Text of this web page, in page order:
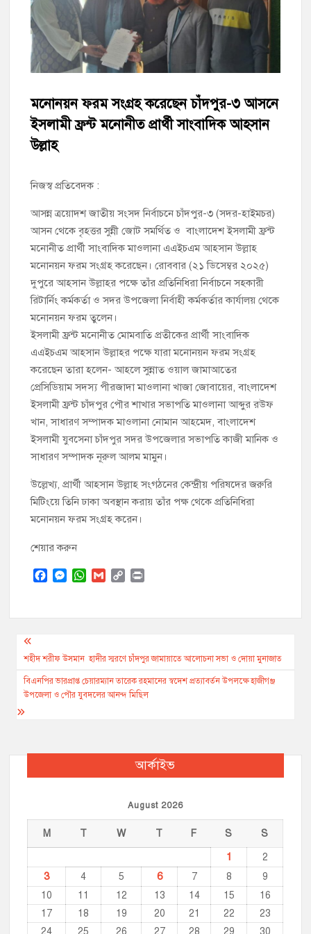
চাঁদপুর পৌর বিএনপির উপদেষ্টা মন্ডলীসহ ১০১ সদস্য বিশিষ্ট পূর্ণাঙ্গ
কমিটি অনুমোদন
হাইমচরের হালিম চত্বরের দোকান উচ্ছেদ, ১০ হাজার টাকা জরিমানা
মঞ্চে নয়, নেতাকর্মীদের সারিতে বসে মতবিনিময় করলেন শিক্ষামন্ত্রী আ,ন,ম
এহসানুল হক মিলন
চাঁদপুর জেলা বিএনপির সিনিয়র সহ-সভাপতি মাহবুব আনোয়ার বাবলুর
চাঁদপুর পৌরসভার ২০৫ কোটি টাকার বাজেট ঘোষণা
কচুয়ায় পৃথক অভিযানে ২০১ পিস ইয়াবা ও ৫০ গ্রাম গাঁজাসহ ৩ মাদক
কারবারি গ্রেপ্তার
মনোনয়ন ফরম সংগ্রহ করেছেন চাঁদপুর-৩ আসনে
ইসলামী ফ্রন্ট মনোনীত প্রার্থী সাংবাদিক আহসান
উল্লাহ
নিজস্ব প্রতিবেদক :
আসন্ন ত্রয়োদশ জাতীয় সংসদ নির্বাচনে চাঁদপুর-৩ (সদর-হাইমচর)
আসন থেকে বৃহত্তর সুন্নী জোট সমর্থিত ও বাংলাদেশ ইসলামী ফ্রন্ট
মনোনীত প্রার্থী সাংবাদিক মাওলানা এএইচএম আহসান উল্লাহ
মনোনয়ন ফরম সংগ্রহ করেছেন। রোববার (২১ ডিসেম্বর ২০২৫)
দুপুরে আহসান উল্লাহর পক্ষে তাঁর প্রতিনিধিরা নির্বাচনে সহকারী
রিটার্নিং কর্মকর্তা ও সদর উপজেলা নির্বাহী কর্মকর্তার কার্যালয় থেকে
মনোনয়ন ফরম তুলেন।
ইসলামী ফ্রন্ট মনোনীত মোমবাতি প্রতীকের প্রার্থী সাংবাদিক
এএইচএম আহসান উল্লাহর পক্ষে যারা মনোনয়ন ফরম সংগ্রহ
করেছেন তারা হলেন- আহলে সুন্নাত ওয়াল জামাআতের
প্রেসিডিয়াম সদস্য পীরজাদা মাওলানা খাজা জোবায়ের, বাংলাদেশ
ইসলামী ফ্রন্ট চাঁদপুর পৌর শাখার সভাপতি মাওলানা আব্দুর রউফ
খান, সাধারণ সম্পাদক মাওলানা নোমান আহমেদ, বাংলাদেশ
ইসলামী যুবসেনা চাঁদপুর সদর উপজেলার সভাপতি কাজী মানিক ও
সাধারণ সম্পাদক নূরুল আলম মামুন।
উল্লেখ্য, প্রার্থী আহসান উল্লাহ সংগঠনের কেন্দ্রীয় পরিষদের জরুরি
মিটিংয়ে তিনি ঢাকা অবস্থান করায় তাঁর পক্ষ থেকে প্রতিনিধিরা
মনোনয়ন ফরম সংগ্রহ করেন।
শেয়ার করুন
e
o
M
s
g
r
W
t
p
G
i
C
y
n
n
Post
navigation
শহীদ শরীফ উসমান হাদীর স্মরণে চাঁদপুর জামায়াতে আলোচনা সভা ও দোয়া মুনাজাত
বিএনপির ভারপ্রাপ্ত চেয়ারম্যান তারেক রহমানের স্বদেশ প্রত্যাবর্তন উপলক্ষে হাজীগঞ্জ
উপজেলা ও পৌর যুবদলের আনন্দ মিছিল
আর্কাইভ
August 2026
M T W T F S S
1 2
3 4 5 6 7 8
9
10
11 12 13 14 15
16
17
18 19 20 21 22
23
24
25 26 27 28 29 30